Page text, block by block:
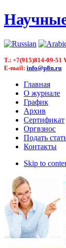
T.: +7(915)814-09-51
E-mail: info@p8n.ru
Главная
О журнале
График
Архив
Сертификат
Оргвзнос
Подать
Контакты
Skip to